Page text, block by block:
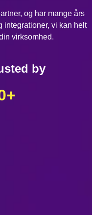
og har mange års
integrationer, vi kan helt
virksomhed.
by
+